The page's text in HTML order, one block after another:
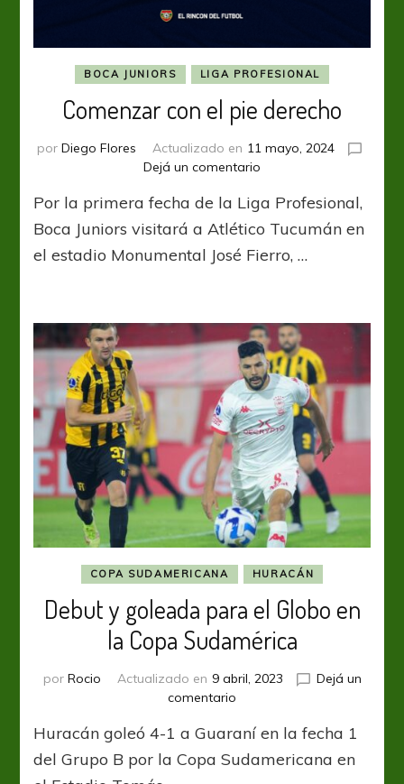
BOCA JUNIORS LIGA PROFESIONAL
Comenzar con el pie derecho
por Diego Flores Actualizado en 11 mayo, 2024
Dejá un comentario
con
el
derecho
Por la primera fecha de la Liga Profesional,
Boca Juniors visitará a Atlético Tucumán en
el estadio Monumental José Fierro, …
COPA SUDAMERICANA HURACÁN
Debut y goleada para el Globo en
la Copa Sudamérica
por Rocio Actualizado en 9 abril, 2023
Dejá un
comentario
y
goleada
Huracán goleó 4-1 a Guaraní en la fecha 1
del Grupo B por la Copa Sudamericana en